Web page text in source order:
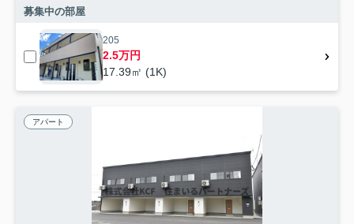
募集中の部屋
205
2.5万円
17.39㎡ (1K)
アパート